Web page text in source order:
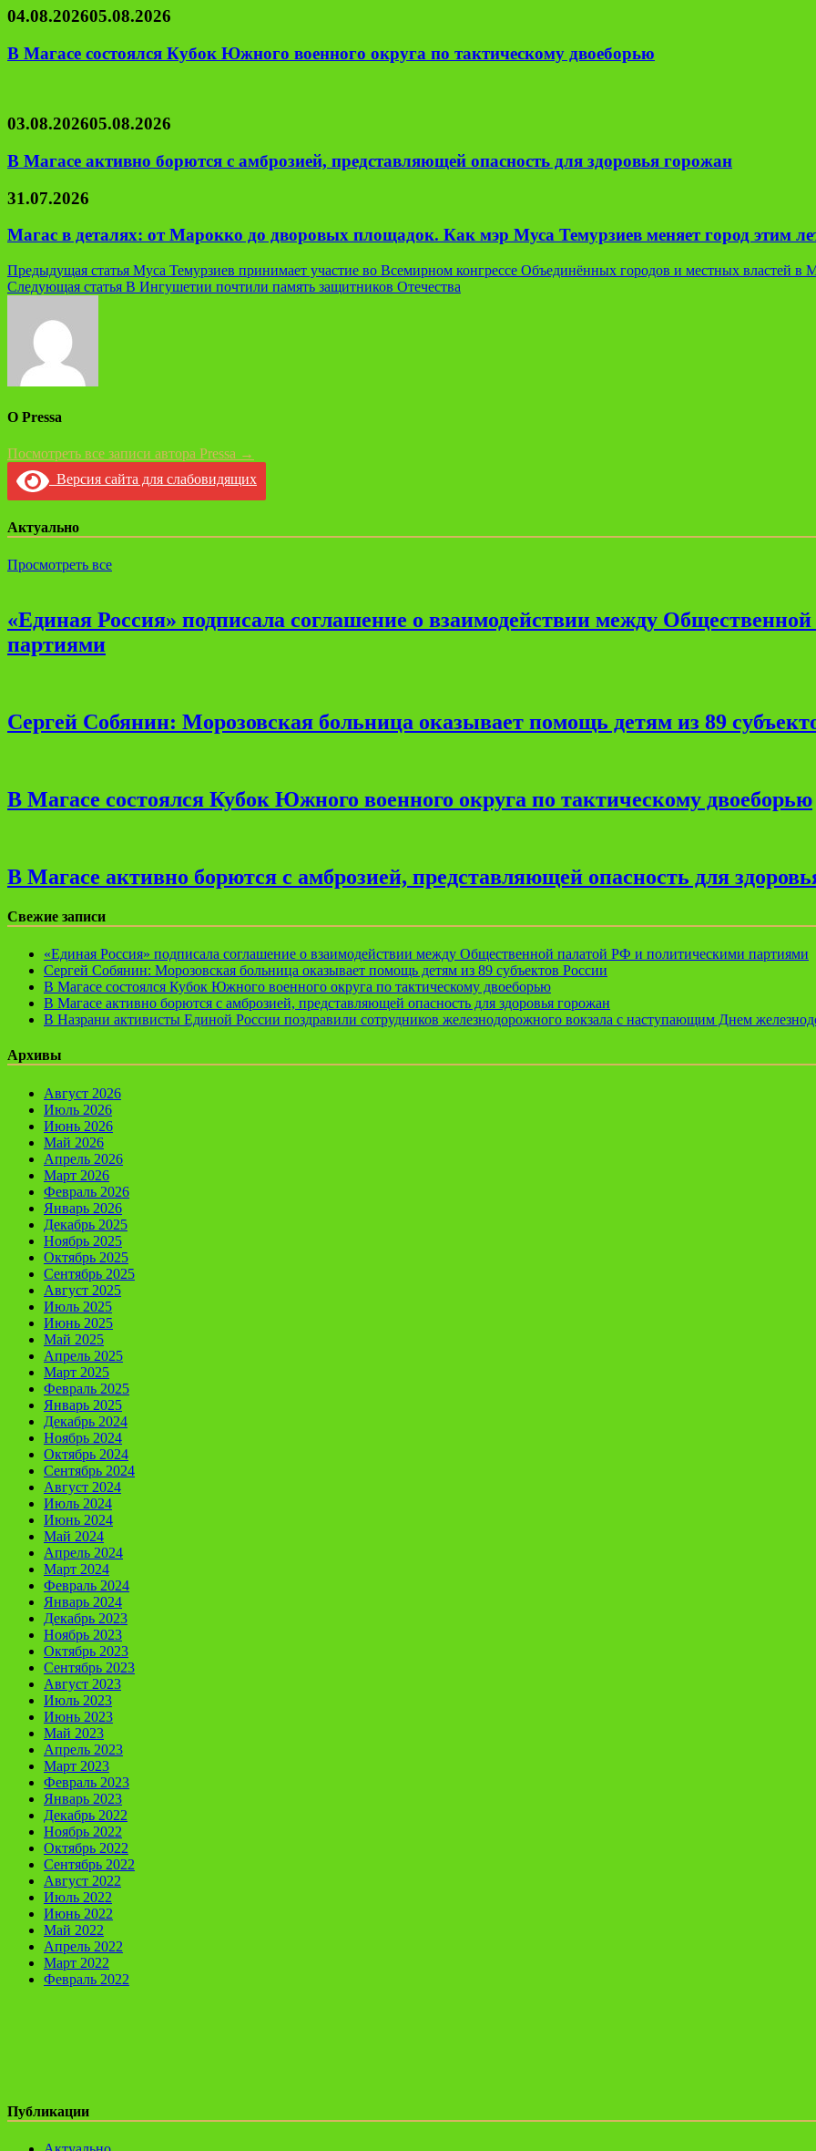
04.08.202605.08.2026
В Магасе состоялся Кубок Южного военного округа по тактическому двоеборью
03.08.202605.08.2026
В Магасе активно борются с амброзией, представляющей опасность для здоровья горожан
31.07.2026
Магас в деталях: от Марокко до дворовых площадок. Как мэр Муса Темурзиев меняет город этим
Навигация
по
записям
Предыдущая статья Муса Темурзиев принимает участие во Всемирном конгрессе Объединённых городов и местных властей в
Следующая статья В Ингушетии почтили память защитников Отечества
О Pressa
Посмотреть все записи автора Pressa →
Версия сайта для слабовидящих
Актуально
Просмотреть все
«Единая Россия» подписала соглашение о взаимодействии между
партиями
Сергей Собянин: Морозовская больница оказывает помощь детям из 89
В Магасе состоялся Кубок Южного военного округа по тактическому двоеборью
В Магасе активно борются с амброзией, представляющей опасность для
Свежие записи
«Единая Россия» подписала соглашение о взаимодействии между Общественной палатой РФ и политическими партиями
Сергей Собянин: Морозовская больница оказывает помощь детям из 89 субъектов России
В Магасе состоялся Кубок Южного военного округа по тактическому двоеборью
В Магасе активно борются с амброзией, представляющей опасность для здоровья горожан
В Назрани активисты Единой России поздравили сотрудников железнодорожного вокзала с наступающим Днем
Архивы
Август 2026
Июль 2026
Июнь 2026
Май 2026
Апрель 2026
Март 2026
Февраль 2026
Январь 2026
Декабрь 2025
Ноябрь 2025
Октябрь 2025
Сентябрь 2025
Август 2025
Июль 2025
Июнь 2025
Май 2025
Апрель 2025
Март 2025
Февраль 2025
Январь 2025
Декабрь 2024
Ноябрь 2024
Октябрь 2024
Сентябрь 2024
Август 2024
Июль 2024
Июнь 2024
Май 2024
Апрель 2024
Март 2024
Февраль 2024
Январь 2024
Декабрь 2023
Ноябрь 2023
Октябрь 2023
Сентябрь 2023
Август 2023
Июль 2023
Июнь 2023
Май 2023
Апрель 2023
Март 2023
Февраль 2023
Январь 2023
Декабрь 2022
Ноябрь 2022
Октябрь 2022
Сентябрь 2022
Август 2022
Июль 2022
Июнь 2022
Май 2022
Апрель 2022
Март 2022
Февраль 2022
Публикации